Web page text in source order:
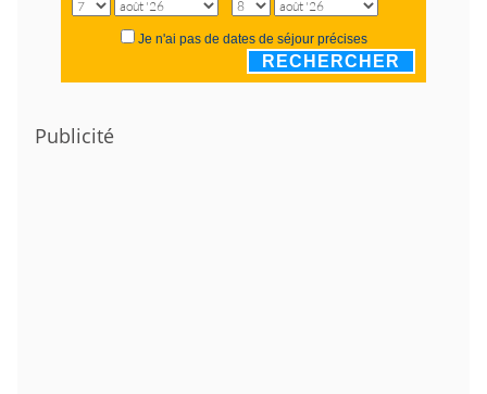
Je n'ai pas de dates de séjour précises
RECHERCHER
Publicité